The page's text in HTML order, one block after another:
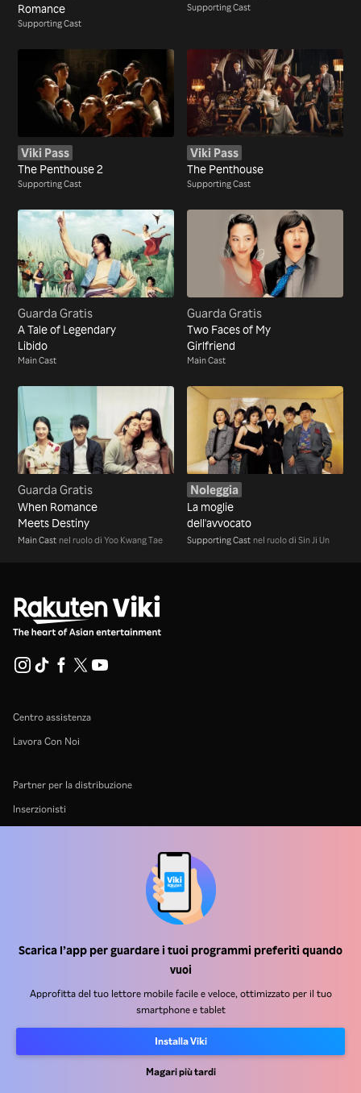
Scarica l’app per guardare i tuoi programmi preferiti quando
vuoi
Approfitta del tuo lettore mobile facile e veloce, ottimizzato per il tuo
smartphone e tablet
Installa Viki
Magari più tardi
Romance
Supporting Cast
Supporting Cast
Viki Pass
The Penthouse 2
Supporting Cast
Viki Pass
The Penthouse
Supporting Cast
Guarda Gratis
A Tale of Legendary
Libido
Main Cast
Guarda Gratis
Two Faces of My
Girlfriend
Main Cast
Guarda Gratis
When Romance
Meets Destiny
Main Cast nel ruolo di Yoo Kwang Tae
Noleggia
La moglie
dell'avvocato
Supporting Cast nel ruolo di Sin Ji Un
Centro assistenza
Lavora Con Noi
Partner per la distribuzione
Inserzionisti
Informativa sui cookie e sulla Tecnologia di tracciamento
Politica sul copyright
RakutenRakuten KoboRakuten ViberRakuten TravelMore servicesAbout Rakuten